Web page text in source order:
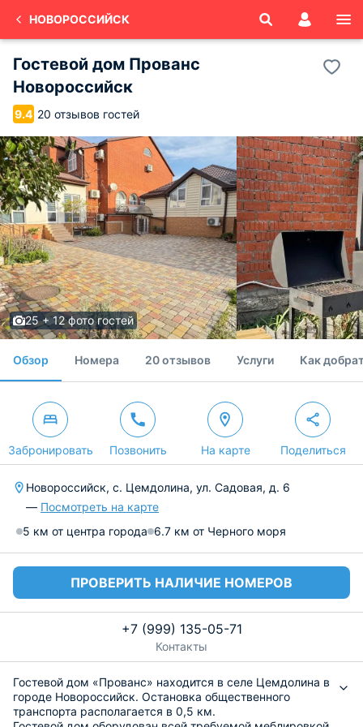
НОВОРОССИЙСК
Гостевой дом Прованс
Новороссийск
9.4 20 отзывов гостей
25 + 12 фото гостей
Обзор Номера 20 отзывов Услуги Как
Забронировать Позвонить На карте Поделиться
Новороссийск, с. Цемдолина, ул. Садовая, д. 6
— Посмотреть на карте
5 км от центра города 6.7 км от Черного моря
ПРОВЕРИТЬ НАЛИЧИЕ НОМЕРОВ
+7 (999) 135-05-71
Контакты
Гостевой дом «Прованс» находится в селе Цемдолина в
городе Новороссийск. Остановка общественного
транспорта располагается в 0,5 км.